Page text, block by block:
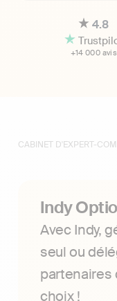
4.8
+14 000 avis
CABINET D'EXPERT-
Indy
Avec Indy,
seul ou
partenaires
choix !